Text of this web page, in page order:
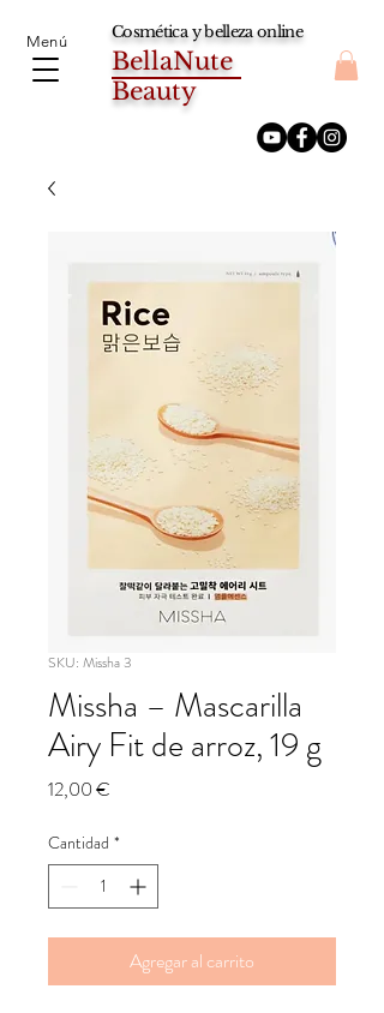
Menú Cosmética y belleza online
BellaNute
Beauty
SKU: Missha 3
Missha – Mascarilla
Airy Fit de arroz, 19 g
12,00 €
Cantidad *
Agregar al carrito